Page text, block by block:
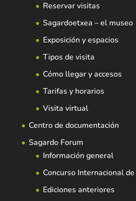
Reservar visitas
Sagardoetxea – el museo
Exposición y espacios
Tipos de visita
Cómo llegar y accesos
Tarifas y horarios
Visita virtual
Centro de documentación
Sagardo Forum
Información general
Concurso Internacional
Ediciones anteriores